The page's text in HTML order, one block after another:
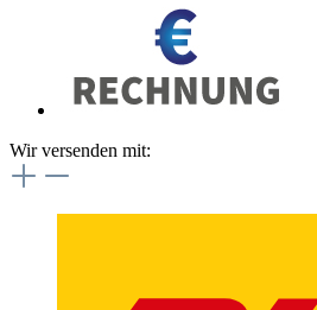
Wir versenden mit: